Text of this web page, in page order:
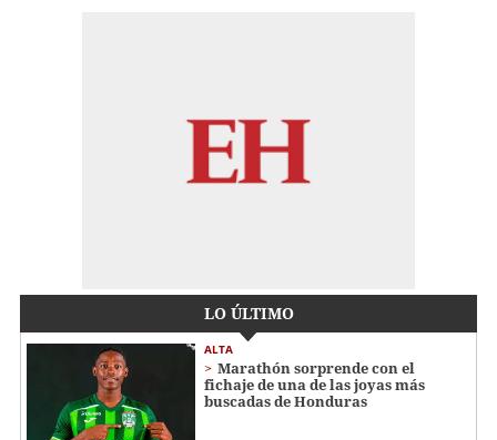
LO ÚLTIMO
ALTA
Marathón sorprende con el
fichaje de una de las joyas más
buscadas de Honduras